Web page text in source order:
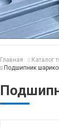
Главная Каталог
Подшипник